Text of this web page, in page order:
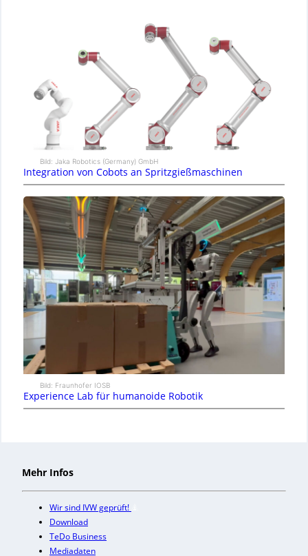
Bild: Jaka Robotics (Germany) GmbH
Integration von Cobots an Spritzgießmaschinen
Bild: Fraunhofer IOSB
Experience Lab für humanoide Robotik
Mehr Infos
Wir sind IVW geprüft!
Download
TeDo Business
Mediadaten